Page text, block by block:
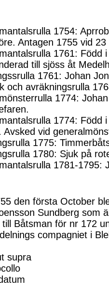
1754:
Antagen 1755 vid
1761: Född
till sjöss åt
1761: Johan
och avräkningsrulla
1774:
1774: Född
Avsked vid
1775:
1780: Sjuk på
1781-1795:
den första October
Sundberg som
Båtsman för nr 172
compagniet i
supra